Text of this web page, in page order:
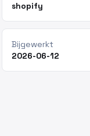
shopify
Bijgewerkt
2026-06-12